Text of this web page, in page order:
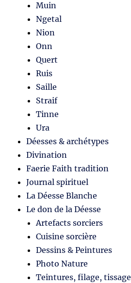
Muin
Ngetal
Nion
Onn
Quert
Ruis
Saille
Straif
Tinne
Ura
Déesses & archétypes
Divination
Faerie Faith tradition
Journal spirituel
La Déesse Blanche
Le don de la Déesse
Artefacts sorciers
Cuisine sorcière
Dessins & Peintures
Photo Nature
Teintures, filage, tissage